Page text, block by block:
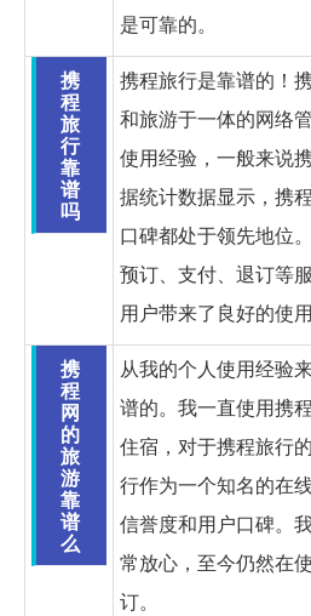
是可靠的。
携
程
旅
行
靠
谱
吗
携程旅行是靠谱的！
和旅游于一体的网络
使用经验，一般来说
据统计数据显示，携
口碑都处于领先地位
预订、支付、退订等
用户带来了良好的使用
携
程
网
的
旅
游
靠
谱
么
从我的个人使用经验
谱的。我一直使用携
住宿，对于携程旅行
行作为一个知名的在
信誉度和用户口碑。
常放心，至今仍然在
订。